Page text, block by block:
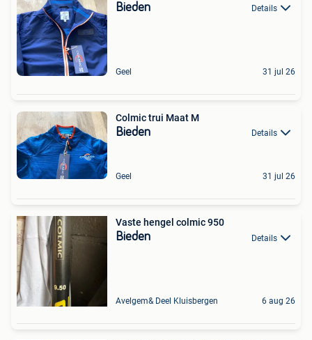
Bieden Details
Geel 31 jul 26
Colmic trui Maat M
Bieden Details
Geel 31 jul 26
Vaste hengel colmic 950
Bieden Details
Avelgem& Deel Kluisbergen 6 aug 26